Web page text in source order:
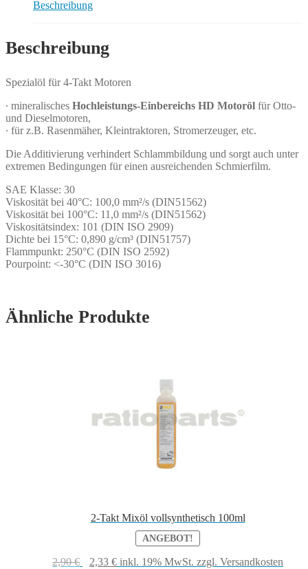
Beschreibung
Beschreibung
Spezialöl für 4-Takt Motoren
∙ mineralisches Hochleistungs-Einbereichs HD Motoröl für Otto-
und Dieselmotoren,
∙ für z.B. Rasenmäher, Kleintraktoren, Stromerzeuger, etc.
Die Additivierung verhindert Schlammbildung und sorgt auch unter
extremen Bedingungen für einen ausreichenden Schmierfilm.
SAE Klasse: 30
Viskosität bei 40°C: 100,0 mm²/s (DIN51562)
Viskosität bei 100°C: 11,0 mm²/s (DIN51562)
Viskositätsindex: 101 (DIN ISO 2909)
Dichte bei 15°C: 0,890 g/cm³ (DIN51757)
Flammpunkt: 250°C (DIN ISO 2592)
Pourpoint: <-30°C (DIN ISO 3016)
Ähnliche Produkte
2-Takt Mixöl vollsynthetisch 100ml
ANGEBOT!
2,90€
Ursprünglicher
2,33 €Aktueller
inkl. 19% MwSt. zzgl. Versandkosten